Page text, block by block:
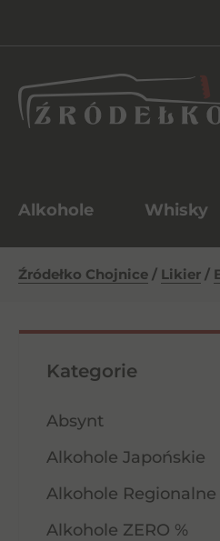
Alkohole Whisky
Źródełko Chojnice / Likier /
Kategorie
Absynt
Alkohole Japońskie
Alkohole Regionalne
Alkohole ZERO %